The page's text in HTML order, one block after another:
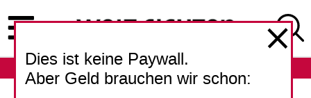
zum
Inhalt
ABO
Dies ist keine Paywall.
Aber Geld brauchen wir schon: